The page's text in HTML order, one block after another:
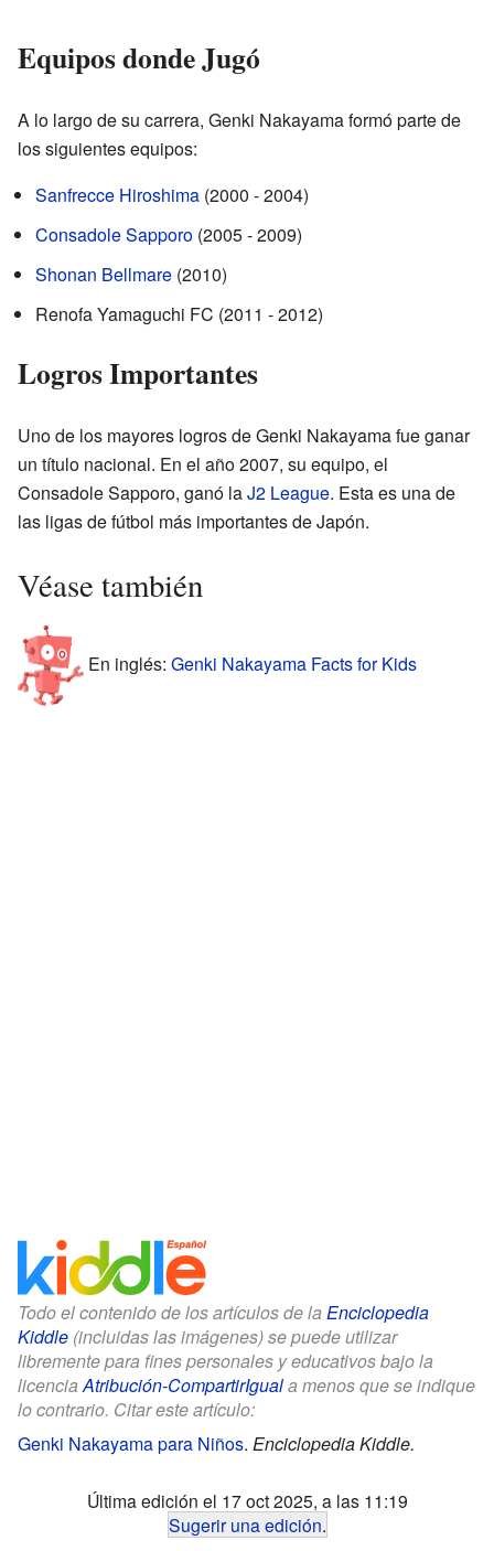
Equipos donde Jugó
A lo largo de su carrera, Genki Nakayama formó parte de
los siguientes equipos:
Sanfrecce Hiroshima (2000 - 2004)
Consadole Sapporo (2005 - 2009)
Shonan Bellmare (2010)
Renofa Yamaguchi FC (2011 - 2012)
Logros Importantes
Uno de los mayores logros de Genki Nakayama fue ganar
un título nacional. En el año 2007, su equipo, el
Consadole Sapporo, ganó laJ2 League. Esta es una de
las ligas de fútbol más importantes de Japón.
Véase también
En inglés: Genki Nakayama Facts for Kids
Todo el contenido de los artículos de la Enciclopedia
Kiddle (incluidas las imágenes) se puede utilizar
libremente para fines personales y educativos bajo la
licenciaAtribución-CompartirIguala menos que se indique
lo contrario. Citar este artículo:
Genki Nakayama para Niños. Enciclopedia Kiddle.
Última edición el 17 oct 2025, a las 11:19
Sugerir una edición.